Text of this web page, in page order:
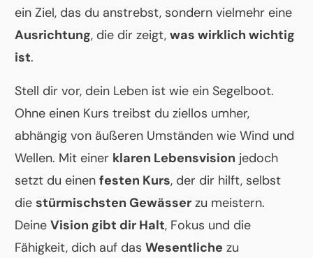
ein Ziel, das du anstrebst, sondern vielmehr eine
Ausrichtung, die dir zeigt, was wirklich wichtig
ist.
Stell dir vor, dein Leben ist wie ein Segelboot.
Ohne einen Kurs treibst du ziellos umher,
abhängig von äußeren Umständen wie Wind und
Wellen. Mit einer klaren Lebensvision jedoch
setzt du einen festen Kurs, der dir hilft, selbst
die stürmischsten Gewässer zu meistern.
Deine Vision gibt dir Halt, Fokus und die
Fähigkeit, dich auf das Wesentliche zu